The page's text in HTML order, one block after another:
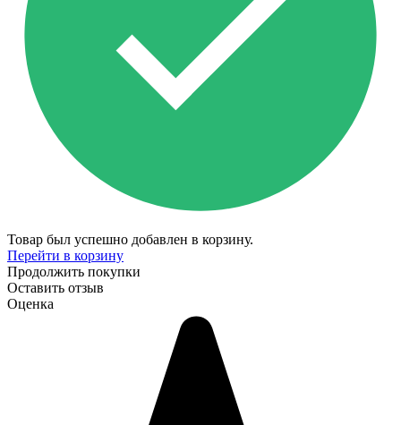
Товар был успешно добавлен в корзину.
Перейти в корзину
Продолжить покупки
Оставить отзыв
Оценка